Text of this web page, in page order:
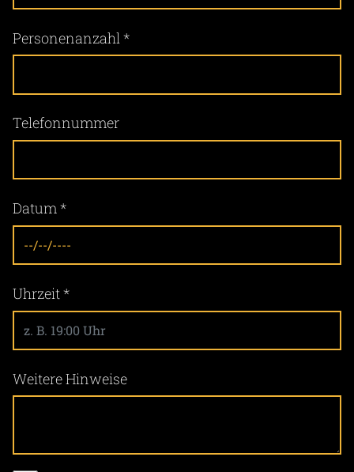
Personenanzahl *
Telefonnummer
Datum *
Uhrzeit*
Weitere Hinweise